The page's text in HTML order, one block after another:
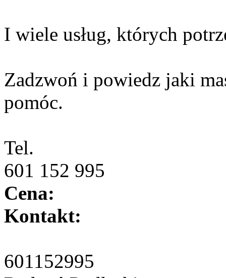
I wiele usług, których
Zadzwoń i powiedz jaki
pomóc.
Tel.
601 152 995
Cena:
Kontakt:
601152995